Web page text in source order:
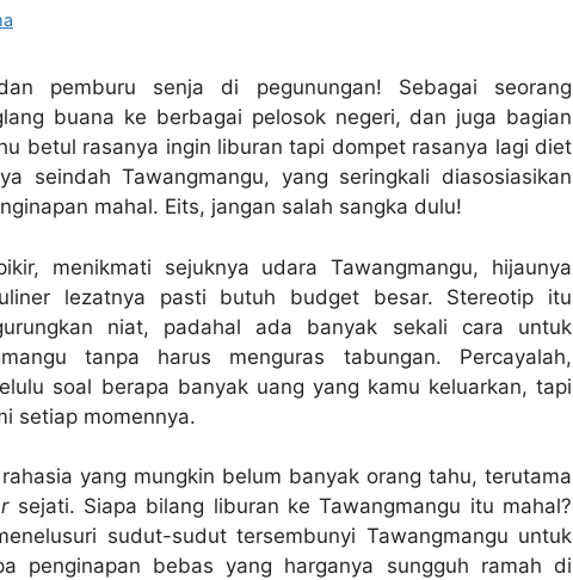
pemburu senja di pegunungan! Sebagai seorang
buana ke berbagai pelosok negeri, dan juga bagian
betul rasanya ingin liburan tapi dompet rasanya lagi diet
seindah Tawangmangu, yang seringkali diasosiasikan
mahal. Eits, jangan salah sangka dulu!
menikmati sejuknya udara Tawangmangu, hijaunya
lezatnya pasti butuh budget besar. Stereotip itu
niat, padahal ada banyak sekali cara untuk
tanpa harus menguras tabungan. Percayalah,
soal berapa banyak uang yang kamu keluarkan, tapi
setiap momennya.
yang mungkin belum banyak orang tahu, terutama
sejati. Siapa bilang liburan ke Tawangmangu itu mahal?
sudut-sudut tersembunyi Tawangmangu untuk
penginapan bebas yang harganya sungguh ramah di